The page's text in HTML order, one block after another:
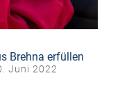
Brehna erfüllen
Juni 2022